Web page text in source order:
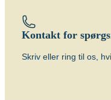
Vacciner
BCG vaccine
Kontakt for
Skriv eller ring til os,